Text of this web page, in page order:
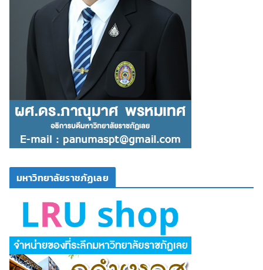
มหาวิทยาลัยราชภัฏเลย